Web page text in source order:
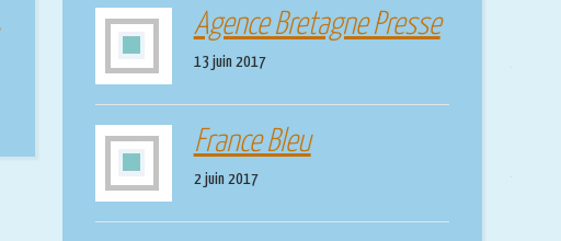
Agence Bretagne Presse
13 juin 2017
France Bleu
2 juin 2017